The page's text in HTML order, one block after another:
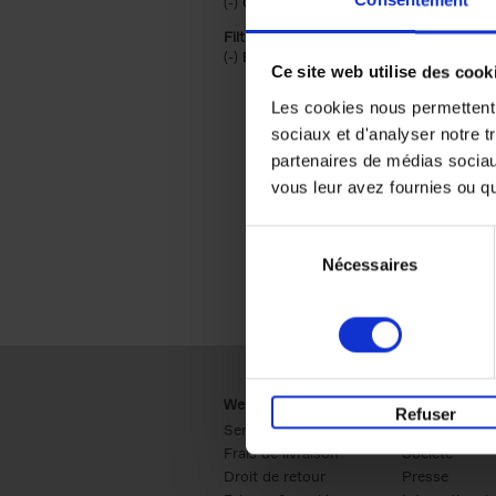
Ce site web utilise des
Les cookies nous
sociaux et d'analyser notre
partenaires de médias
vous leur avez fournies ou
Nécessaires
Refuser
Filtrer sur une catégorie racine
(-) Remove Économie & Management
Économie & Management
Webshop
Service clients
Frais de livraison
Droit de retour
Business
Ventes
Société
Presse